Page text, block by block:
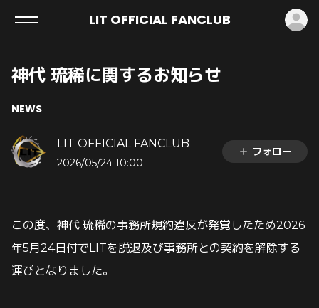
LIT OFFICIAL FANCLUB
神代 琉稀に関するお知らせ
NEWS
LIT OFFICIAL FANCLUB
2026/05/24 10:00
フォロー
この度、神代 琉稀の事務所規約違反が発覚したため2026
年5月24日付でLITを脱退及び事務所との契約を解除する
運びとなりました。